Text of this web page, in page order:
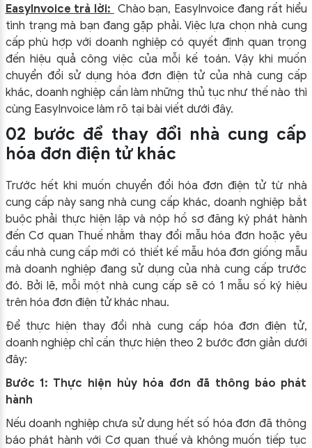
EasyInvoice trả lời: Chào bạn, EasyInvoice đang rất hiểu
tình trạng mà bạn đang gặp phải. Việc lựa chọn nhà cung
cấp phù hợp với doanh nghiệp có quyết định quan trọng
đến hiệu quả công việc của mỗi kế toán. Vậy khi muốn
chuyển đổi sử dụng hóa đơn điện tử của nhà cung cấp
khác, doanh nghiệp cần làm những thủ tục như thế nào thì
cùng EasyInvoice làm rõ tại bài viết dưới đây.
02 bước để thay đổi nhà cung cấp
hóa đơn điện tử khác
Trước hết khi muốn chuyển đổi hóa đơn điện tử từ nhà
cung cấp này sang nhà cung cấp khác, doanh nghiệp bắt
buộc phải thực hiện lập và nộp hồ sơ đăng ký phát hành
đến Cơ quan Thuế nhằm thay đổi mẫu hóa đơn hoặc yêu
cầu nhà cung cấp mới có thiết kế mẫu hóa đơn giống mẫu
mà doanh nghiệp đang sử dụng của nhà cung cấp trước
đó. Bởi lẽ, mỗi một nhà cung cấp sẽ có 1 mẫu số ký hiệu
trên hóa đơn điện tử khác nhau.
Để thực hiện thay đổi nhà cung cấp hóa đơn điện tử,
doanh nghiệp chỉ cần thực hiện theo 2 bước đơn giản dưới
đây:
Bước 1: Thực hiện hủy hóa đơn đã thông báo phát
hành
Nếu doanh nghiệp chưa sử dụng hết số hóa đơn đã thông
báo phát hành với Cơ quan thuế và không muốn tiếp tục